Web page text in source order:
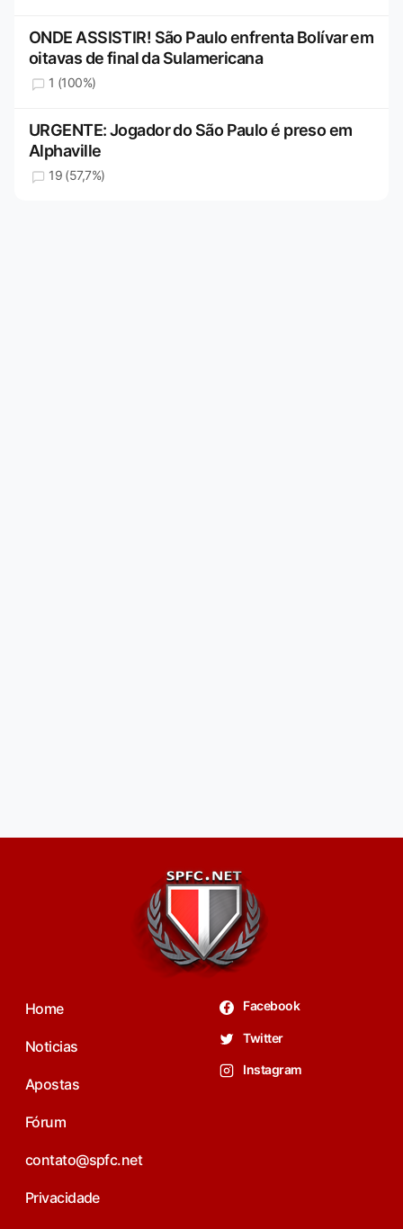
ONDE ASSISTIR! São Paulo enfrenta Bolívar em
oitavas de final da Sulamericana
1 (100%)
URGENTE: Jogador do São Paulo é preso em
Alphaville
19 (57,7%)
Home
Noticias
Apostas
Fórum
contato@spfc.net
Privacidade
Facebook
Twitter
Instagram